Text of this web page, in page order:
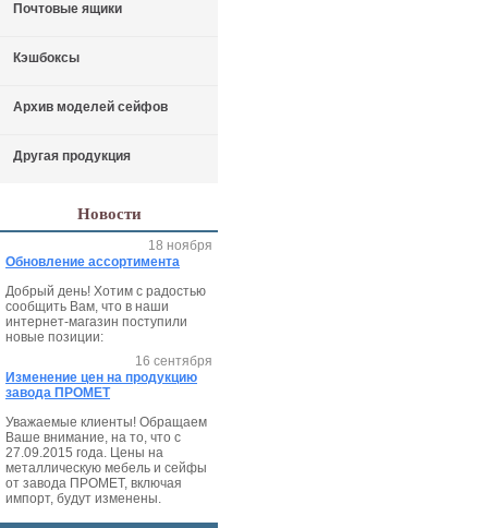
Почтовые ящики
Кэшбоксы
Архив моделей сейфов
Другая продукция
Новости
Обновление ассортимента
18 ноября
Добрый день! Хотим с радостью
сообщить Вам, что в наши
интернет-магазин поступили
новые позиции:
Изменение цен на продукцию
завода ПРОМЕТ
16 сентября
Уважаемые клиенты! Обращаем
Ваше внимание, на то, что с
27.09.2015 года. Цены на
металлическую мебель и сейфы
от завода ПРОМЕТ, включая
импорт, будут изменены.